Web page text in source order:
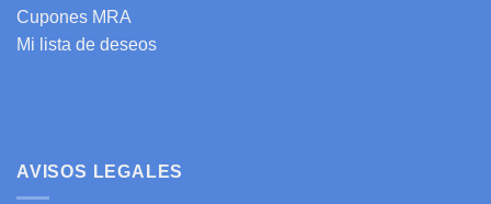
Cupones MRA
Mi lista de deseos
AVISOS LEGALES